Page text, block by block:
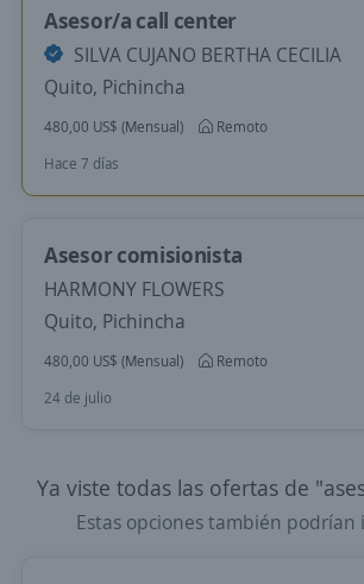
Asesor/a call center
SILVA CUJANO BERTHA CECILIA
Quito, Pichincha
480,00 US$ (Mensual)
Remoto
Hace 7 días
Asesor comisionista
HARMONY FLOWERS
Quito, Pichincha
480,00 US$ (Mensual)
Remoto
24 de julio
Ya viste todas las ofertas de
Estas opciones también podrían